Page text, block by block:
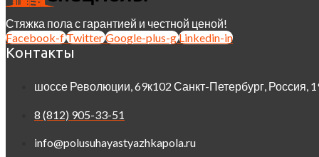
Стяжка пола с гарантией и честной ценой!
Facebook-fTwitterGoogle-plus-gLinkedin-in
Контакты
шоссе Революции, 69к102 Санкт-Петербург, Россия,
8 (812) 905-33-51
info@polusuhayastyazhkapola.ru